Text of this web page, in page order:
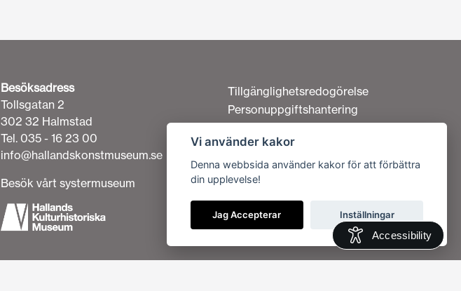
Besöksadress
Tollsgatan 2
302 32 Halmstad
Tel. 035 - 16 23 00
info@hallandskonstmuseum.se
Besök vårt systermuseum
Tillgänglighetsredogörelse
Personuppgiftshantering
Om cookies
Kontakta oss
Vi är en del av
Accessibility
Vi använder kakor
Denna webbsida använder kakor för att förbättra
din upplevelse!
Jag Accepterar Inställningar